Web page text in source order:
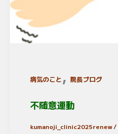
病気のこと , 院長ブログ
不随意運動
kumanoji_clinic2025renew/